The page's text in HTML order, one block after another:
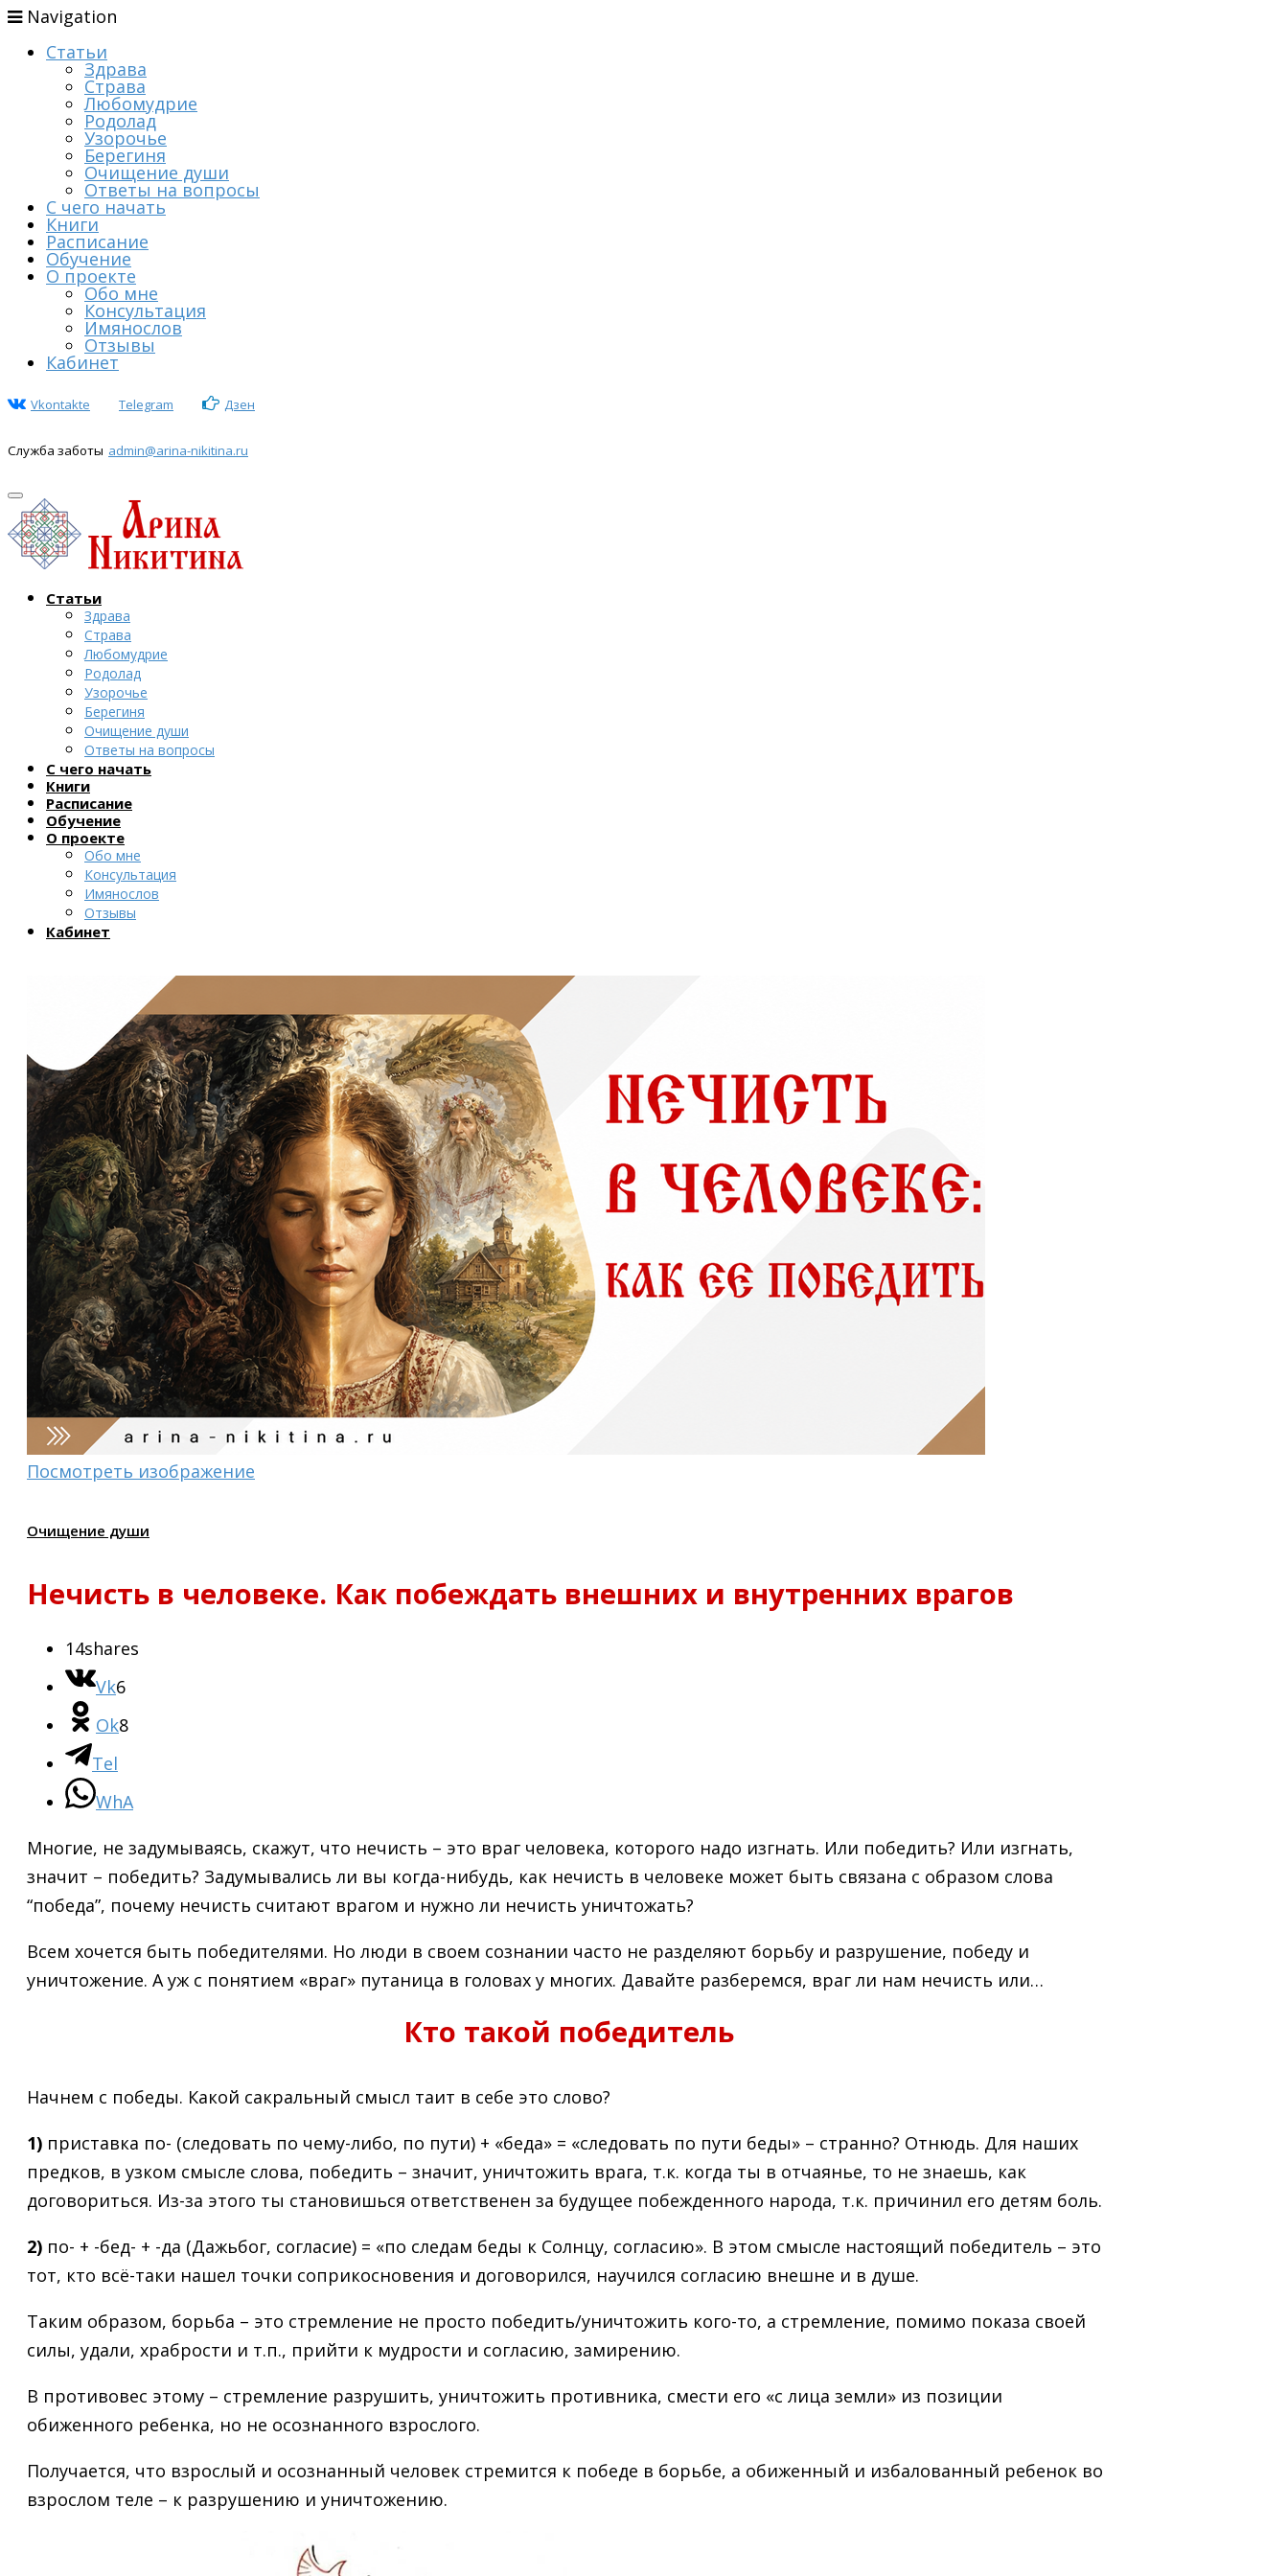
Navigation
Статьи
Здрава
Страва
Любомудрие
Родолад
Узорочье
Берегиня
Очищение души
Ответы на вопросы
С чего начать
Книги
Расписание
Обучение
О проекте
Обо мне
Консультация
Имянослов
Отзывы
Кабинет
Vkontakte Telegram Дзен
Служба заботы admin@arina-nikitina.ru
Статьи
Здрава
Страва
Любомудрие
Родолад
Узорочье
Берегиня
Очищение души
Ответы на вопросы
С чего начать
Книги
Расписание
Обучение
О проекте
Обо мне
Консультация
Имянослов
Отзывы
Кабинет
Посмотреть изображение
Очищение души
Нечисть в человеке. Как побеждать внешних и внутренних врагов
14shares
Vk6
Ok8
Tel
WhA
Многие, не задумываясь, скажут, что нечисть – это враг человека, которого надо изгнать. Или победить? Или изгнать,
значит – победить? Задумывались ли вы когда-нибудь, как нечисть в человеке может быть связана с образом слова
“победа”, почему нечисть считают врагом и нужно ли нечисть уничтожать?
Всем хочется быть победителями. Но люди в своем сознании часто не разделяют борьбу и разрушение, победу и
уничтожение. А уж с понятием «враг» путаница в головах у многих. Давайте разберемся, враг ли нам нечисть или…
Кто такой победитель
Начнем с победы. Какой сакральный смысл таит в себе это слово?
1) приставка по- (следовать по чему-либо, по пути) + «беда» = «следовать по пути беды» – странно? Отнюдь. Для наших
предков, в узком смысле слова, победить – значит, уничтожить врага, т.к. когда ты в отчаянье, то не знаешь, как
договориться. Из-за этого ты становишься ответственен за будущее побежденного народа, т.к. причинил его детям боль.
2) по- + -бед- + -да (Дажьбог, согласие) = «по следам беды к Солнцу, согласию». В этом смысле настоящий победитель – это
тот, кто всё-таки нашел точки соприкосновения и договорился, научился согласию внешне и в душе.
Таким образом, борьба – это стремление не просто победить/уничтожить кого-то, а стремление, помимо показа своей
силы, удали, храбрости и т.п., прийти к мудрости и согласию, замирению.
В противовес этому – стремление разрушить, уничтожить противника, смести его «с лица земли» из позиции
обиженного ребенка, но не осознанного взрослого.
Получается, что взрослый и осознанный человек стремится к победе в борьбе, а обиженный и избалованный ребенок во
взрослом теле – к разрушению и уничтожению.